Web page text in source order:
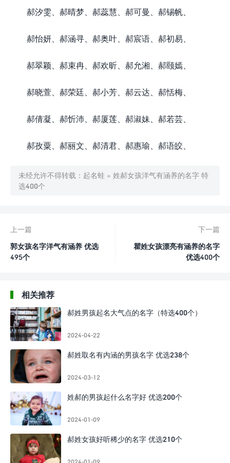
郝汐雯、郝晴梦、郝蕊慧、郝可曼、郝锡帆、
郝怡妍、郝涵寻、郝奥叶、郝宸语、郝初易、
郝翠颖、郝束冉、郝欢昕、郝允湘、郝颐嫣、
郝晓萱、郝荣廷、郝小芳、郝云达、郝恬梅、
郝倩凝、郝忻沛、郝厦莲、郝淑妹、郝若芸、
郝孜粟、郝丽文、郝清君、郝惠瑜、郝语皎、
未经允许不得转载： 起名蛙 » 姓郝女孩洋气有涵养的名字 特
选400个
上一篇
郭女孩名字洋气有涵养 优选
495个
下一篇
瞿姓女孩漂亮有涵养的名字
优选400个
相关推荐
郝姓男孩起名大气点的名字（特选400个）
2024-04-22
郝姓取名有内涵的男孩名字 优选238个
2024-03-12
姓郝的男孩起什么名字好 优选200个
2024-01-09
郝姓女孩好听稀少的名字 优选210个